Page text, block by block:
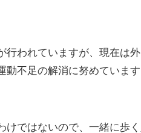
行われていますが、現在は
動不足の解消に努めていま
けではないので、一緒に歩